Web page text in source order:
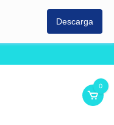
Descarga
0